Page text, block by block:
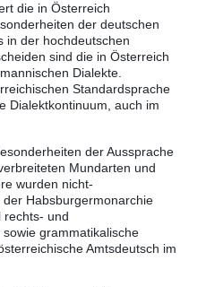
die in Österreich
der deutschen
in der hochdeutschen
sind die in Österreich
Dialekte.
Standardsprache
Dialektkontinuum, auch im
der Aussprache
Mundarten und
wurden nicht-
Habsburgermonarchie
rechts- und
grammatikalische
Amtsdeutsch im